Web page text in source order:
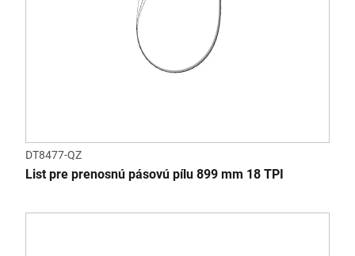
DT8477-QZ
List pre prenosnú pásovú pílu 899 mm 18 TPI